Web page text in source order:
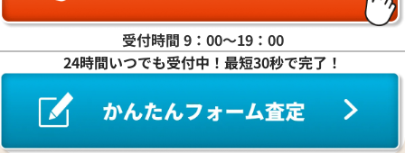
受付時間 9：00〜19：00
24時間いつでも受付中！最短30秒で完了！